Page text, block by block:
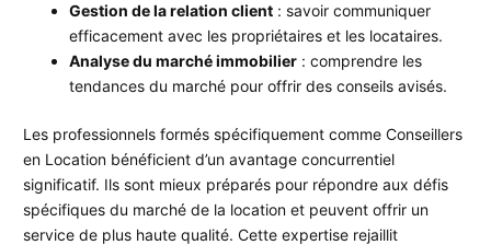
Gestion de la relation client : savoir communiquer
efficacement avec les propriétaires et les locataires.
Analyse du marché immobilier : comprendre les
tendances du marché pour offrir des conseils avisés.
Les professionnels formés spécifiquement comme Conseillers
en Location bénéficient d’un avantage concurrentiel
significatif. Ils sont mieux préparés pour répondre aux défis
spécifiques du marché de la location et peuvent offrir un
service de plus haute qualité. Cette expertise rejaillit